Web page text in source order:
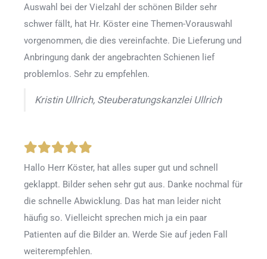
Auswahl bei der Vielzahl der schönen Bilder sehr
schwer fällt, hat Hr. Köster eine Themen-Vorauswahl
vorgenommen, die dies vereinfachte. Die Lieferung und
Anbringung dank der angebrachten Schienen lief
problemlos. Sehr zu empfehlen.
Kristin Ullrich, Steuberatungskanzlei Ullrich
Hallo Herr Köster, hat alles super gut und schnell
geklappt. Bilder sehen sehr gut aus. Danke nochmal für
die schnelle Abwicklung. Das hat man leider nicht
häufig so. Vielleicht sprechen mich ja ein paar
Patienten auf die Bilder an. Werde Sie auf jeden Fall
weiterempfehlen.